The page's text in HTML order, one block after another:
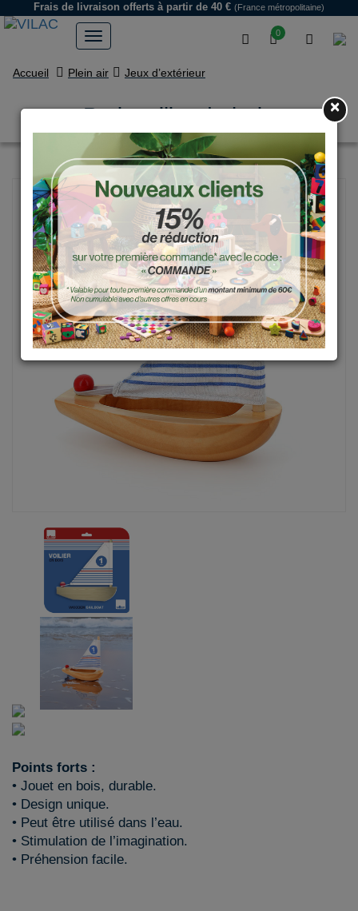
0
Frais de livraison offerts à partir de 40 € (France métropolitaine)
Accueil Plein air Jeux d’extérieur
Petit voilier de bain
Points forts :
• Jouet en bois, durable.
• Design unique.
• Peut être utilisé dans l’eau.
• Stimulation de l’imagination.
• Préhension facile.
×